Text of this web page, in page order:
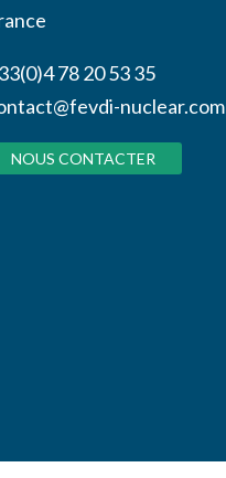
78 20 53 35
nuclear.com
NOUS CONTACTER